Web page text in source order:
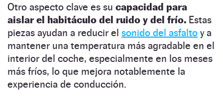
Otro aspecto clave es su capacidad para
aislar el habitáculo del ruido y del frío. Estas
piezas ayudan a reducir el sonido del asfalto y a
mantener una temperatura más agradable en el
interior del coche, especialmente en los meses
más fríos, lo que mejora notablemente la
experiencia de conducción.